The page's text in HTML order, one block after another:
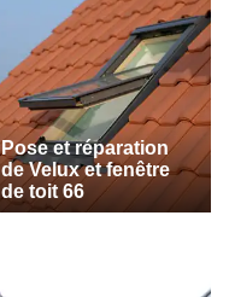
Pose et réparation
de Velux et fenêtre
de toit 66